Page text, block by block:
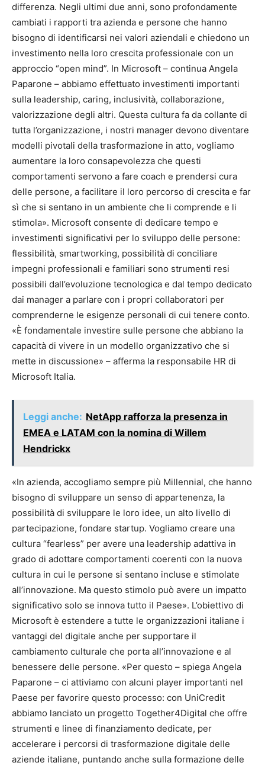
differenza. Negli ultimi due anni, sono profondamente
cambiati i rapporti tra azienda e persone che hanno
bisogno di identificarsi nei valori aziendali e chiedono un
investimento nella loro crescita professionale con un
approccio “open mind”. In Microsoft – continua Angela
Paparone – abbiamo effettuato investimenti importanti
sulla leadership, caring, inclusività, collaborazione,
valorizzazione degli altri. Questa cultura fa da collante di
tutta l’organizzazione, i nostri manager devono diventare
modelli pivotali della trasformazione in atto, vogliamo
aumentare la loro consapevolezza che questi
comportamenti servono a fare coach e prendersi cura
delle persone, a facilitare il loro percorso di crescita e far
sì che si sentano in un ambiente che li comprende e li
stimola». Microsoft consente di dedicare tempo e
investimenti significativi per lo sviluppo delle persone:
flessibilità, smartworking, possibilità di conciliare
impegni professionali e familiari sono strumenti resi
possibili dall’evoluzione tecnologica e dal tempo dedicato
dai manager a parlare con i propri collaboratori per
comprenderne le esigenze personali di cui tenere conto.
«È fondamentale investire sulle persone che abbiano la
capacità di vivere in un modello organizzativo che si
mette in discussione» – afferma la responsabile HR di
Microsoft Italia.
Leggi anche: NetApp rafforza la presenza in
EMEA e LATAM con la nomina di Willem
Hendrickx
«In azienda, accogliamo sempre più Millennial, che hanno
bisogno di sviluppare un senso di appartenenza, la
possibilità di sviluppare le loro idee, un alto livello di
partecipazione, fondare startup. Vogliamo creare una
cultura “fearless” per avere una leadership adattiva in
grado di adottare comportamenti coerenti con la nuova
cultura in cui le persone si sentano incluse e stimolate
all’innovazione. Ma questo stimolo può avere un impatto
significativo solo se innova tutto il Paese». L’obiettivo di
Microsoft è estendere a tutte le organizzazioni italiane i
vantaggi del digitale anche per supportare il
cambiamento culturale che porta all’innovazione e al
benessere delle persone. «Per questo – spiega Angela
Paparone – ci attiviamo con alcuni player importanti nel
Paese per favorire questo processo: con UniCredit
abbiamo lanciato un progetto Together4Digital che offre
strumenti e linee di finanziamento dedicate, per
accelerare i percorsi di trasformazione digitale delle
aziende italiane, puntando anche sulla formazione delle